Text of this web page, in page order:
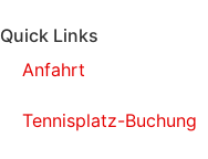
Quick Links
Anfahrt
Tennisplatz-Buchung